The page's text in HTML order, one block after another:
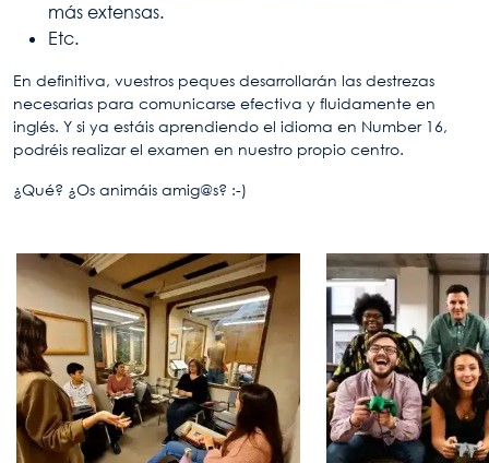
más extensas.
Etc.
En definitiva, vuestros peques desarrollarán las destrezas
necesarias para comunicarse efectiva y fluidamente en
inglés. Y si ya estáis aprendiendo el idioma en Number 16,
podréis realizar el examen en nuestro propio centro.
¿Qué? ¿Os animáis amig@s? :-)